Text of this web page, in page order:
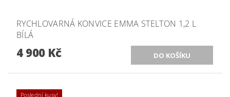
RYCHLOVARNÁ KONVICE EMMA STELTON 1,2 L
BÍLÁ
4 900 Kč
Poslední kusy!